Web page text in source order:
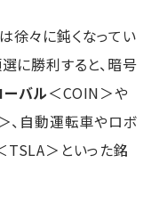
徐々に鈍くなってい
に勝利すると、暗号
ーバル＜COIN＞や
、自動運転車やロボ
TSLA＞といった銘